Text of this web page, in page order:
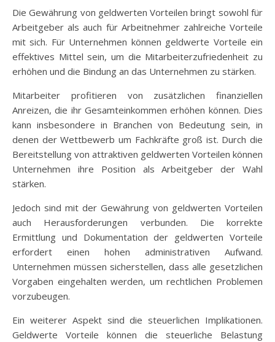
Die Gewährung von geldwerten Vorteilen bringt sowohl für
Arbeitgeber als auch für Arbeitnehmer zahlreiche Vorteile
mit sich. Für Unternehmen können geldwerte Vorteile ein
effektives Mittel sein, um die Mitarbeiterzufriedenheit zu
erhöhen und die Bindung an das Unternehmen zu stärken.
Mitarbeiter profitieren von zusätzlichen finanziellen
Anreizen, die ihr Gesamteinkommen erhöhen können. Dies
kann insbesondere in Branchen von Bedeutung sein, in
denen der Wettbewerb um Fachkräfte groß ist. Durch die
Bereitstellung von attraktiven geldwerten Vorteilen können
Unternehmen ihre Position als Arbeitgeber der Wahl
stärken.
Jedoch sind mit der Gewährung von geldwerten Vorteilen
auch Herausforderungen verbunden. Die korrekte
Ermittlung und Dokumentation der geldwerten Vorteile
erfordert einen hohen administrativen Aufwand.
Unternehmen müssen sicherstellen, dass alle gesetzlichen
Vorgaben eingehalten werden, um rechtlichen Problemen
vorzubeugen.
Ein weiterer Aspekt sind die steuerlichen Implikationen.
Geldwerte Vorteile können die steuerliche Belastung